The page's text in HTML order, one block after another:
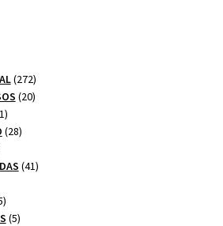
272272
productos
2020
101
productos
2828
4141
155
productos
55